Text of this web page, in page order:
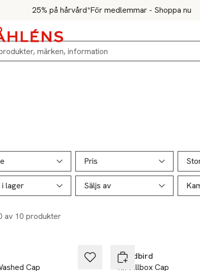
25% på hårvård*För medlemmar - Shoppa nu
produktsidan
Pris
i lager Säljs av
av 10 produkter
produkter
Cap
Woodbird
Yin Pillbox Cap